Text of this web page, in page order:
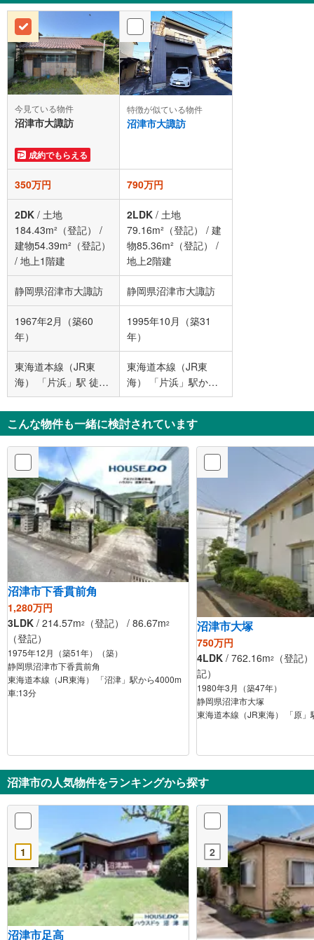
今見ている物件
沼津市大諏訪
成約でもらえる
特徴が似ている物件
沼津市大諏訪
350万円 790万円
2DK / 土地
184.43m²（登記）
/
建物54.39m²（登記）
/ 地上1階建
2LDK / 土地
79.16m²（登記）
/ 建
物85.36m²（登記）
/
地上2階建
静岡県沼津市大諏訪 静岡県沼津市大諏訪
1967年2月（築60
年）
1995年10月（築31
年）
東海道本線（JR東
海） 「片浜」駅 徒歩
17分
東海道本線（JR東
海） 「片浜」駅から
1300m
こんな物件も一緒に検討されています
沼津市下香貫前角
1,280万円
3LDK / 214.57m2 （登記） / 86.67m2
（登記）
1975年12月（築51年）（築）
静岡県沼津市下香貫前角
東海道本線（JR東海） 「沼津」駅から4000m
車:13分
沼津市大塚
750万円
4LDK / 762.16m2
（登記
記）
1980年3月（築47年）
静岡県沼津市大塚
東海道本線（JR東海） 「原」
沼津市の人気物件をランキングから探す
1
沼津市足高
2